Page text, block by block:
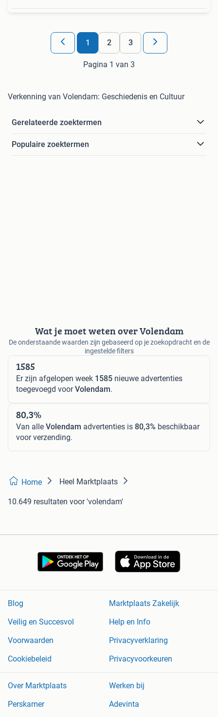
1 2 3
Pagina 1 van 3
Verkenning van Volendam: Geschiedenis en Cultuur
Gerelateerde zoektermen
Populaire zoektermen
Wat je moet weten over Volendam
De onderstaande waarden zijn gebaseerd op je zoekopdracht en de
ingestelde filters
1585
Er zijn afgelopen week 1585 nieuwe advertenties
toegevoegd voorVolendam.
80,3%
Van alle Volendam advertenties is 80,3% beschikbaar
voor verzending.
Home Heel Marktplaats
10.649 resultaten voor 'volendam'
Blog
Marktplaats Zakelijk
Veilig en Succesvol
Help en Info
Voorwaarden
Privacyverklaring
Cookiebeleid
Privacyvoorkeuren
Over Marktplaats
Werken bij
Perskamer
Adevinta